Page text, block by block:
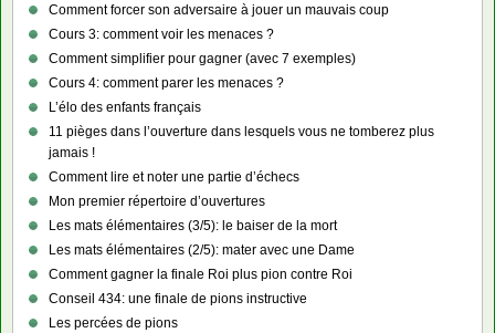
Comment forcer son adversaire à jouer un mauvais coup
Cours 3: comment voir les menaces ?
Comment simplifier pour gagner (avec 7 exemples)
Cours 4: comment parer les menaces ?
L’élo des enfants français
11 pièges dans l’ouverture dans lesquels vous ne tomberez plus
jamais !
Comment lire et noter une partie d’échecs
Mon premier répertoire d’ouvertures
Les mats élémentaires (3/5): le baiser de la mort
Les mats élémentaires (2/5): mater avec une Dame
Comment gagner la finale Roi plus pion contre Roi
Conseil 434: une finale de pions instructive
Les percées de pions